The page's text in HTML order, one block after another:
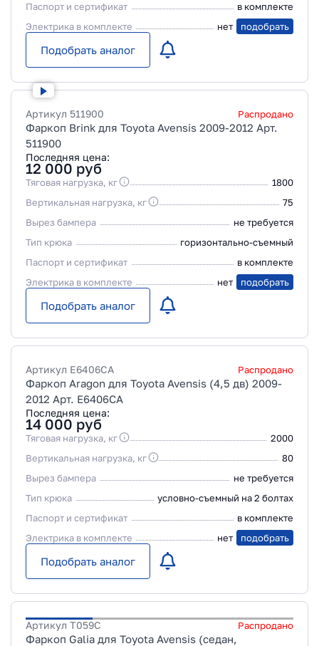
Паспорт и сертификат
в комплекте
Электрика в комплекте
нет подобрать
Подобрать аналог
Артикул 511900 Распродано
Фаркоп Brink для Toyota Avensis 2009-2012 Арт.
511900
Последняя цена:
12 000 руб
Тяговая нагрузка, кг
1800
Вертикальная нагрузка, кг
75
Вырез бампера
не требуется
Тип крюка
горизонтально-съемный
Паспорт и сертификат
в комплекте
Электрика в комплекте
нет подобрать
Подобрать аналог
Артикул E6406CA Распродано
Фаркоп Aragon для Toyota Avensis (4,5 дв) 2009-
2012 Арт. E6406CA
Последняя цена:
14 000 руб
Тяговая нагрузка, кг
2000
Вертикальная нагрузка, кг
80
Вырез бампера
не требуется
Тип крюка
условно-съемный на 2 болтах
Паспорт и сертификат
в комплекте
Электрика в комплекте
нет подобрать
Подобрать аналог
Артикул T059C Распродано
Фаркоп Galia для Toyota Avensis (седан,